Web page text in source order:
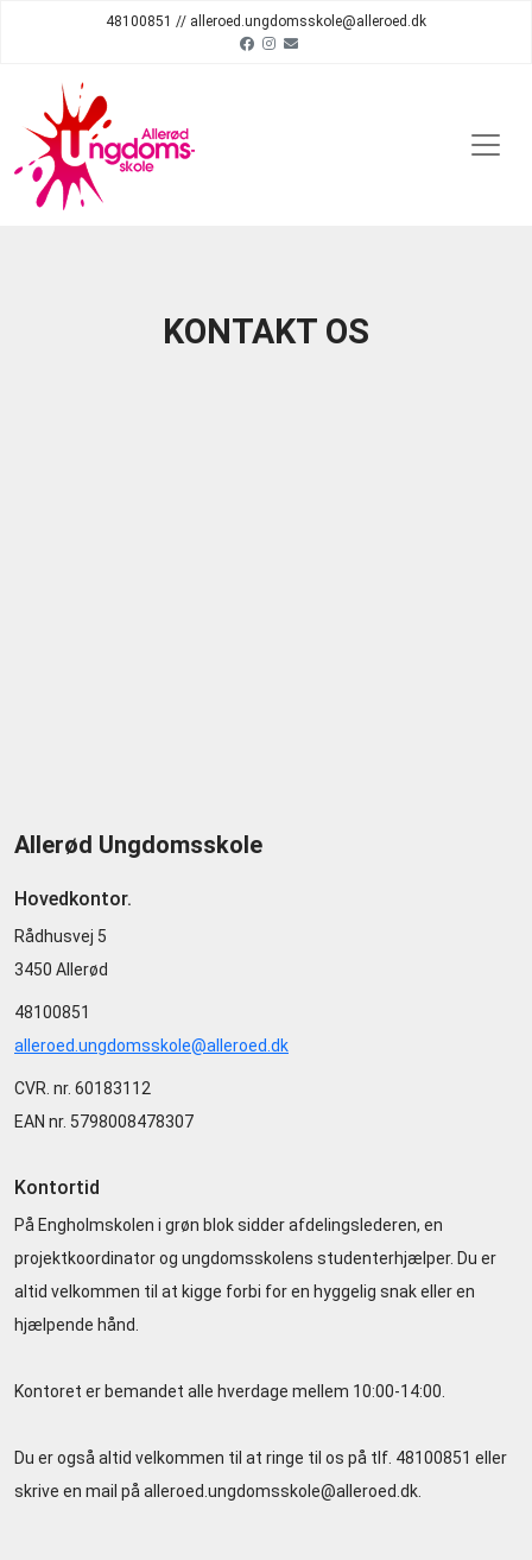
48100851 // alleroed.ungdomsskole@alleroed.dk
KONTAKT OS
Allerød Ungdomsskole
Hovedkontor.
Rådhusvej 5
3450 Allerød
48100851
alleroed.ungdomsskole@alleroed.dk
CVR. nr. 60183112
EAN nr. 5798008478307
Kontortid
På Engholmskolen i grøn blok sidder afdelingslederen, en
projektkoordinator og ungdomsskolens studenterhjælper. Du er
altid velkommen til at kigge forbi for en hyggelig snak eller en
hjælpende hånd.
Kontoret er bemandet alle hverdage mellem 10:00-14:00.
Du er også altid velkommen til at ringe til os på tlf. 48100851 eller
skrive en mail på alleroed.ungdomsskole@alleroed.dk.